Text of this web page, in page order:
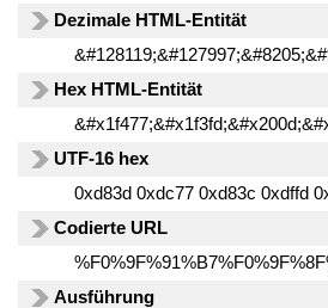
Dezimale HTML-Entität
Hex HTML-Entität
UTF-16 hex
0xd83d 0xdc77 0xd83c 0xdffd
Codierte URL
Ausführung